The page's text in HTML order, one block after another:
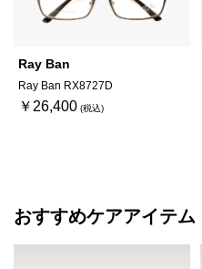
Ray Ban
Ray Ban RX8727D
￥26,400
おすすめケアアイテム